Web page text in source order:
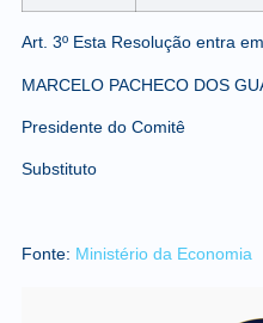
Art. 3º Esta Resolução entra
MARCELO PACHECO DOS
Presidente do Comitê
Substituto
Fonte: Ministério da Economia